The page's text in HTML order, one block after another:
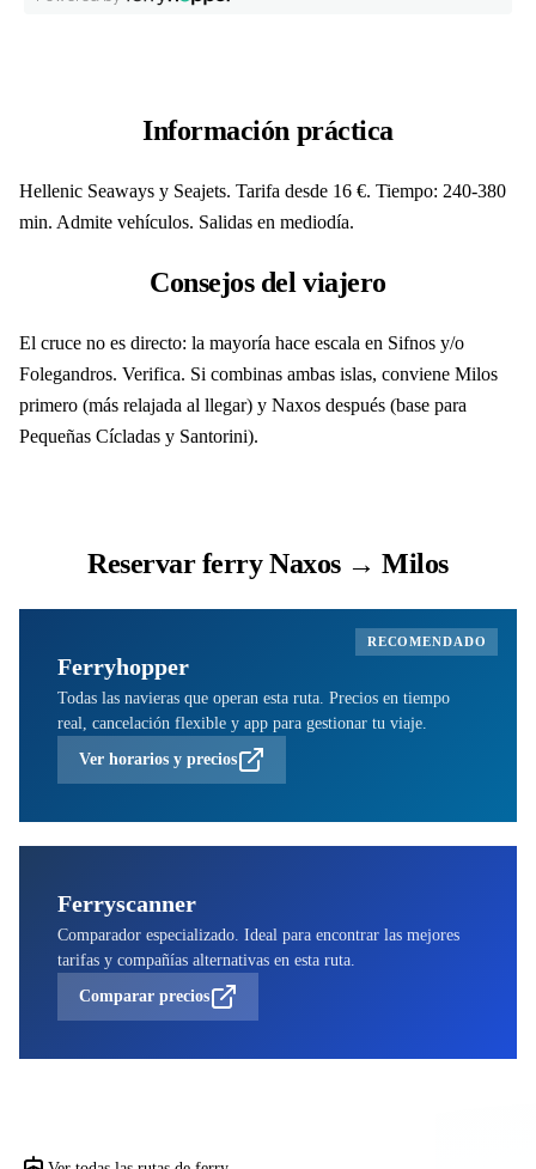
Información práctica
Hellenic Seaways y Seajets. Tarifa desde 16 €. Tiempo: 240-380
min. Admite vehículos. Salidas en mediodía.
Consejos del viajero
El cruce no es directo: la mayoría hace escala en Sifnos y/o
Folegandros. Verifica. Si combinas ambas islas, conviene Milos
primero (más relajada al llegar) y Naxos después (base para
Pequeñas Cícladas y Santorini).
Reservar ferry Naxos → Milos
RECOMENDADO
Ferryhopper
Todas las navieras que operan esta ruta. Precios en tiempo
real, cancelación flexible y app para gestionar tu viaje.
Ver horarios y precios
Ferryscanner
Comparador especializado. Ideal para encontrar las mejores
tarifas y compañías alternativas en esta ruta.
Comparar precios